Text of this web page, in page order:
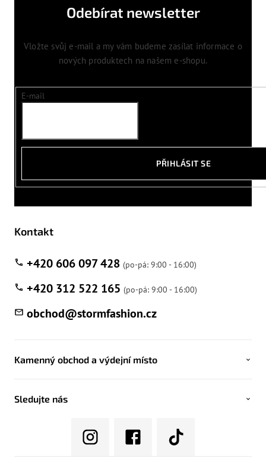
Odebírat newsletter
Vložte svůj e-mail a my vám budeme zasílat informace o
nových produktech na našem e-shopu.
E-mail
PŘIHLÁSIT SE
Kontakt
obchod@stormfashion.cz
+420 606 097 428
+420 312 522 165
Kamenný obchod a výdejní místo
Sledujte nás